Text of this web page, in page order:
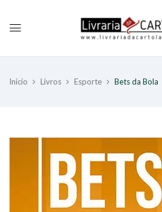
Início Livros Esporte Bets da Bola